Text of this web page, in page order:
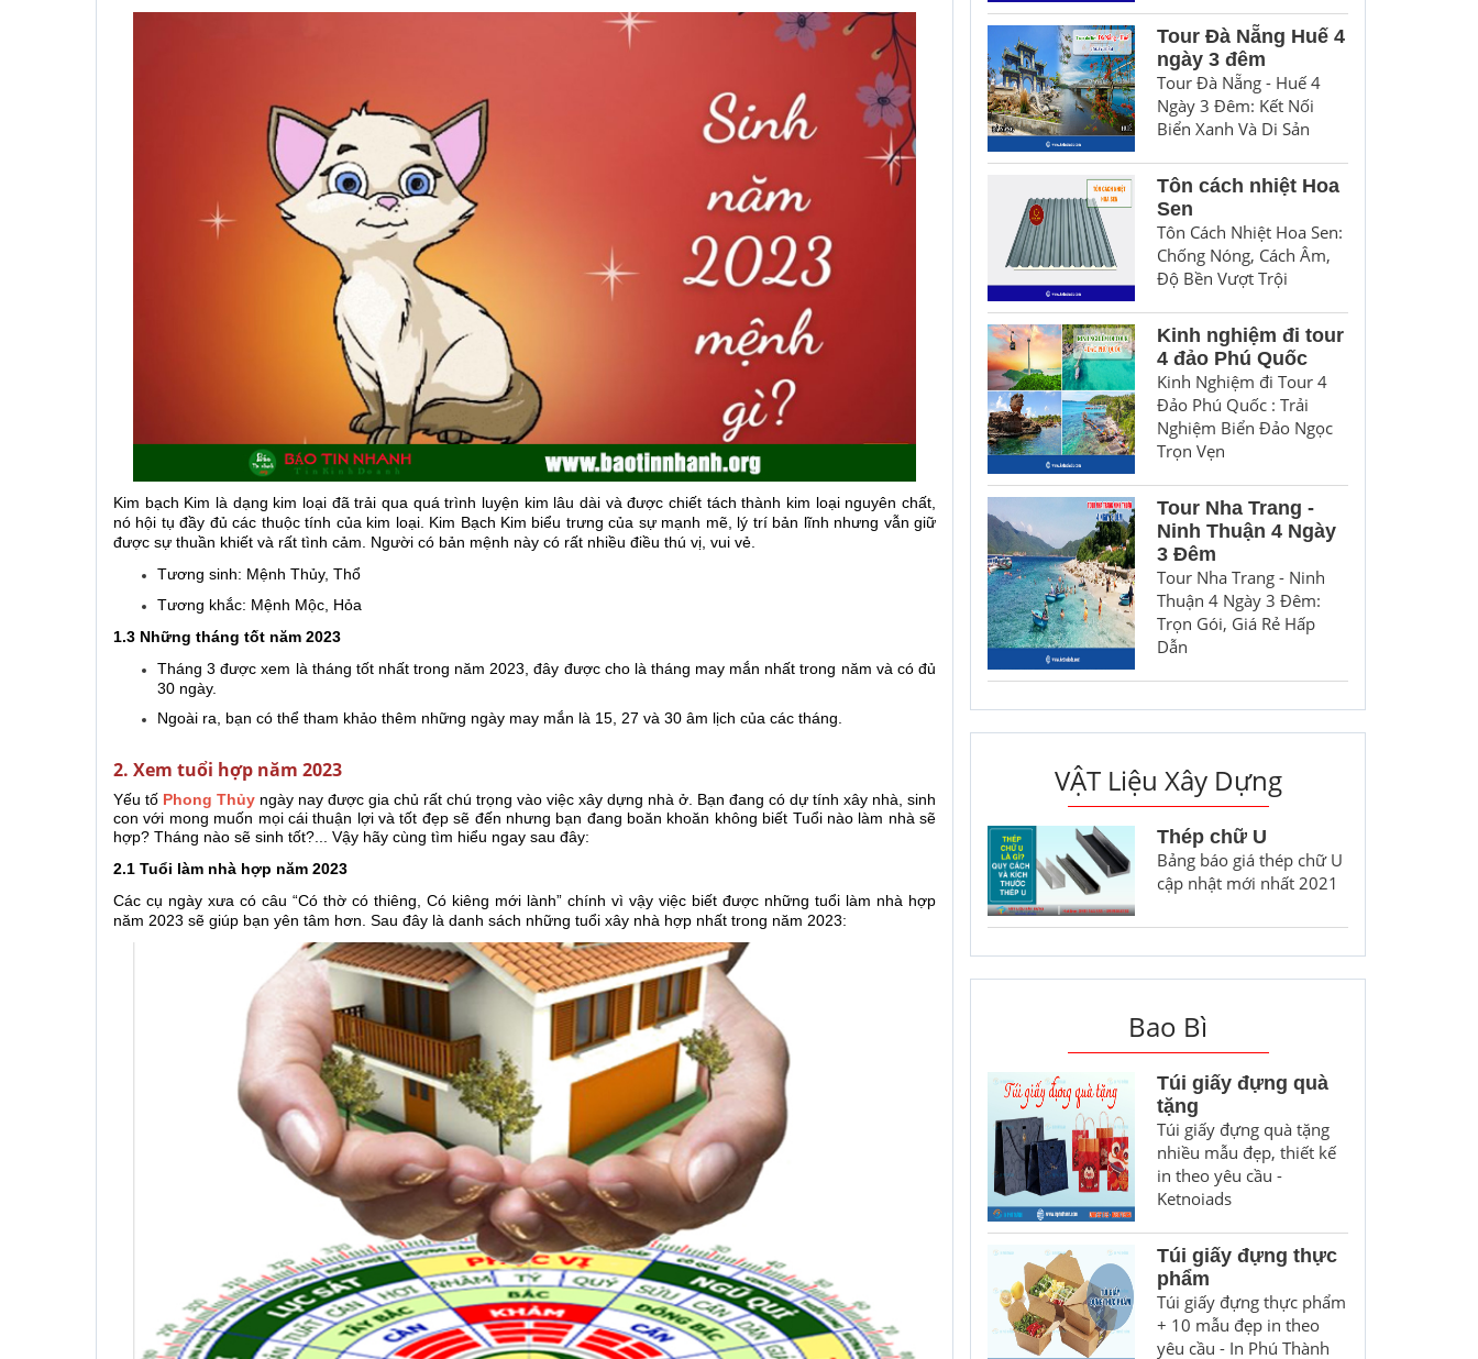
Kim bạch Kim là dạng kim loại đã trải qua quá trình luyện kim lâu dài và được chiết tách thành kim loại nguyên chất,
nó hội tụ đầy đủ các thuộc tính của kim loại. Kim Bạch Kim biểu trưng của sự mạnh mẽ, lý trí bản lĩnh nhưng vẫn giữ
được sự thuần khiết và rất tình cảm. Người có bản mệnh này có rất nhiều điều thú vị, vui vẻ.
Tương sinh: Mệnh Thủy, Thổ
Tương khắc: Mệnh Mộc, Hỏa
1.3 Những tháng tốt năm 2023
Tháng 3 được xem là tháng tốt nhất trong năm 2023, đây được cho là tháng may mắn nhất trong năm và có đủ
30 ngày.
Ngoài ra, bạn có thể tham khảo thêm những ngày may mắn là 15, 27 và 30 âm lịch của các tháng.
2. Xem tuổi hợp năm 2023
Yếu tố Phong Thủy ngày nay được gia chủ rất chú trọng vào việc xây dựng nhà ở. Bạn đang có dự tính xây nhà, sinh
con với mong muốn mọi cái thuận lợi và tốt đẹp sẽ đến nhưng bạn đang boăn khoăn không biết Tuổi nào làm nhà sẽ
hợp? Tháng nào sẽ sinh tốt?... Vậy hãy cùng tìm hiểu ngay sau đây:
2.1 Tuổi làm nhà hợp năm 2023
Các cụ ngày xưa có câu “Có thờ có thiêng, Có kiêng mới lành” chính vì vậy việc biết được những tuổi làm nhà hợp
năm 2023 sẽ giúp bạn yên tâm hơn. Sau đây là danh sách những tuổi xây nhà hợp nhất trong năm 2023:
Tour Đà Nẵng Huế 4
ngày 3 đêm
Tour Đà Nẵng - Huế 4
Ngày 3 Đêm: Kết Nối
Biển Xanh Và Di Sản
Tôn cách nhiệt Hoa
Sen
Tôn Cách Nhiệt Hoa Sen:
Chống Nóng, Cách Âm,
Độ Bền Vượt Trội
Kinh nghiệm đi tour
4 đảo Phú Quốc
Kinh Nghiệm đi Tour 4
Đảo Phú Quốc : Trải
Nghiệm Biển Đảo Ngọc
Trọn Vẹn
Tour Nha Trang -
Ninh Thuận 4 Ngày
3 Đêm
Tour Nha Trang - Ninh
Thuận 4 Ngày 3 Đêm:
Trọn Gói, Giá Rẻ Hấp
Dẫn
VẬT Liệu Xây Dựng
Thép chữ U
Bảng báo giá thép chữ U
cập nhật mới nhất 2021
Bao Bì
Túi giấy đựng quà
tặng
Túi giấy đựng quà tặng
nhiều mẫu đẹp, thiết kế
in theo yêu cầu -
Ketnoiads
Túi giấy đựng thực
phẩm
Túi giấy đựng thực phẩm
+ 10 mẫu đẹp in theo
yêu cầu - In Phú Thành